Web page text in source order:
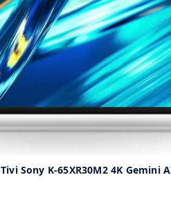
Sony K-65XR30M2 4K Gemini